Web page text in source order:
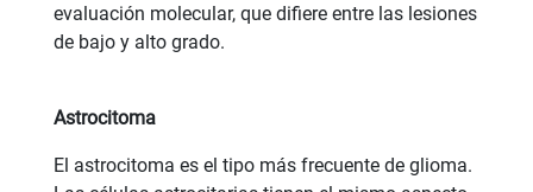
evaluación molecular, que difiere entre las lesiones
de bajo y alto grado.
Astrocitoma
El astrocitoma es el tipo más frecuente de glioma.